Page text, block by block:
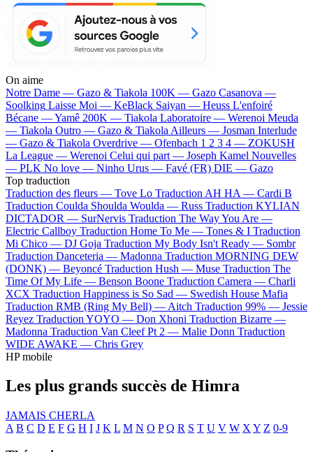
On aime
Notre Dame — Gazo & Tiakola 100K — Gazo Casanova —
Soolking Laisse Moi — KeBlack Saiyan — Heuss L'enfoiré
Bécane —Yamê 200K — Tiakola Laboratoire — Werenoi Meuda
— Tiakola Outro — Gazo & Tiakola Ailleurs — Josman Interlude
— Gazo & Tiakola Overdrive — Ofenbach 1 2 3 4 — ZOKUSH
La League — Werenoi Celui qui part — Joseph Kamel Nouvelles
— PLK No love — Ninho Urus — Favé (FR) DIE — Gazo
Top traduction
Traduction des fleurs — Tove Lo Traduction AH HA — Cardi B
Traduction Coulda Shoulda Woulda — Russ Traduction KYLIAN
DICTADOR — SurNervis Traduction The Way You Are —
Electric Callboy Traduction Home To Me — Tones & I Traduction
Mi Chico — DJ Goja Traduction My Body Isn't Ready — Sombr
Traduction Danceteria — Madonna Traduction MORNING DEW
(DONK) — Beyoncé Traduction Hush — Muse Traduction The
Time Of My Life — Benson Boone Traduction Camera — Charli
XCX Traduction Happiness is So Sad — Swedish House Mafia
Traduction RMB (Ring My Bell) — Aitch Traduction 99% — Jessie
Reyez Traduction YOYO — Don Xhoni Traduction Bizarre —
Madonna Traduction Van Cleef Pt 2 — Malie Donn Traduction
WIDE AWAKE — Chris Grey
HP mobile
Les plus grands succès de Himra
JAMAIS CHERLA
A B C D E F G H I J K L M N O P Q R S T U V W X Y Z 0-9